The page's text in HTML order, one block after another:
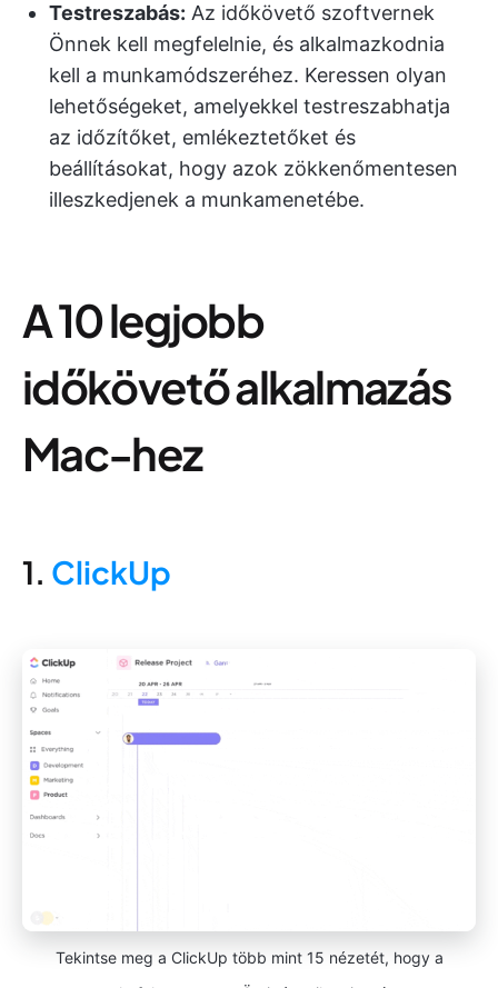
Testreszabás: Az időkövető szoftvernek
Önnek kell megfelelnie, és alkalmazkodnia
kell a munkamódszeréhez. Keressen olyan
lehetőségeket, amelyekkel testreszabhatja
az időzítőket, emlékeztetőket és
beállításokat, hogy azok zökkenőmentesen
illeszkedjenek a munkamenetébe.
A 10 legjobb
időkövető alkalmazás
Mac-hez
1. ClickUp
Tekintse meg a ClickUp több mint 15 nézetét, hogy a